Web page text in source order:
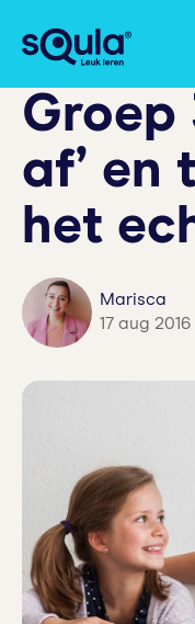
Groep
af’ en
het
Marisca
17 aug 2016